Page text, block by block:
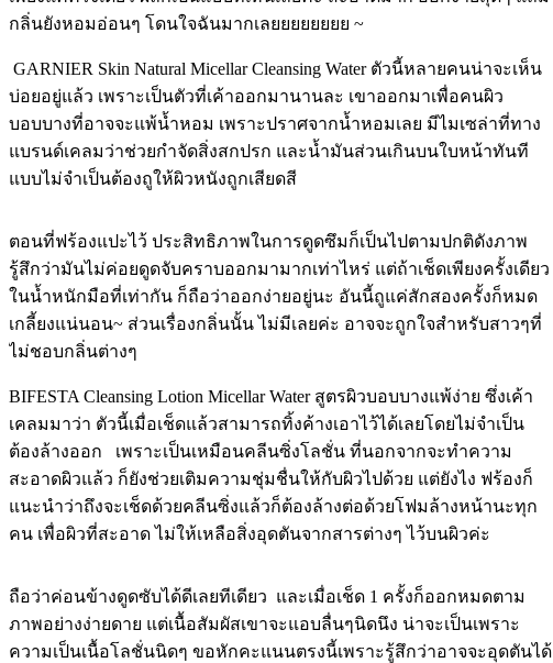
กลิ่นยังหอมอ่อนๆ โดนใจฉันมากเลยยยยยยยย ~
GARNIER Skin Natural Micellar Cleansing Water ตัวนี้หลายคนน่าจะเห็น
บ่อยอยู่แล้ว เพราะเป็นตัวที่เค้าออกมานานละ เขาออกมาเพื่อคนผิว
บอบบางที่อาจจะแพ้น้ำหอม เพราะปราศจากน้ำหอมเลย มีไมเซล่าที่ทาง
แบรนด์เคลมว่าช่วยกำจัดสิ่งสกปรก และน้ำมันส่วนเกินบนใบหน้าทันที
แบบไม่จำเป็นต้องถูให้ผิวหนังถูกเสียดสี
ตอนที่ฟร้องแปะไว้ ประสิทธิภาพในการดูดซึมก็เป็นไปตามปกติดังภาพ
รู้สึกว่ามันไม่ค่อยดูดจับคราบออกมามากเท่าไหร่ แต่ถ้าเช็ดเพียงครั้งเดียว
ในน้ำหนักมือที่เท่ากัน ก็ถือว่าออกง่ายอยู่นะ อันนี้ถูแค่สักสองครั้งก็หมด
เกลี้ยงแน่นอน~ ส่วนเรื่องกลิ่นนั้น ไม่มีเลยค่ะ อาจจะถูกใจสำหรับสาวๆที่
ไม่ชอบกลิ่นต่างๆ
BIFESTA Cleansing Lotion Micellar Water สูตรผิวบอบบางแพ้ง่าย ซึ่งเค้า
เคลมมาว่า ตัวนี้เมื่อเช็ดแล้วสามารถทิ้งค้างเอาไว้ได้เลยโดยไม่จำเป็น
ต้องล้างออก เพราะเป็นเหมือนคลีนซิ่งโลชั่น ที่นอกจากจะทำความ
สะอาดผิวแล้ว ก็ยังช่วยเติมความชุ่มชื่นให้กับผิวไปด้วย แต่ยังไง ฟร้องก็
แนะนำว่าถึงจะเช็ดด้วยคลีนซิ่งแล้วก็ต้องล้างต่อด้วยโฟมล้างหน้านะทุก
คน เพื่อผิวที่สะอาด ไม่ให้เหลือสิ่งอุดตันจากสารต่างๆ ไว้บนผิวค่ะ
ถือว่าค่อนข้างดูดซับได้ดีเลยทีเดียว และเมื่อเช็ด 1 ครั้งก็ออกหมดตาม
ภาพอย่างง่ายดาย แต่เนื้อสัมผัสเขาจะแอบลื่นๆนิดนึง น่าจะเป็นเพราะ
ความเป็นเนื้อโลชั่นนิดๆ ขอหักคะแนนตรงนี้เพราะรู้สึกว่าอาจจะอุดตันได้